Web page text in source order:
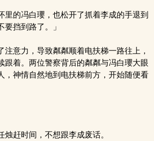
的冯白瓔，也松开了抓着李成的手退到
要挡到路了。」
意力，导致粼粼顺着电扶梯一路往上，
跟着。两位警察背后的粼粼与冯白瓔大眼
，神情自然地到电扶梯前方，开始随便看
赶时间，不想跟李成废话。